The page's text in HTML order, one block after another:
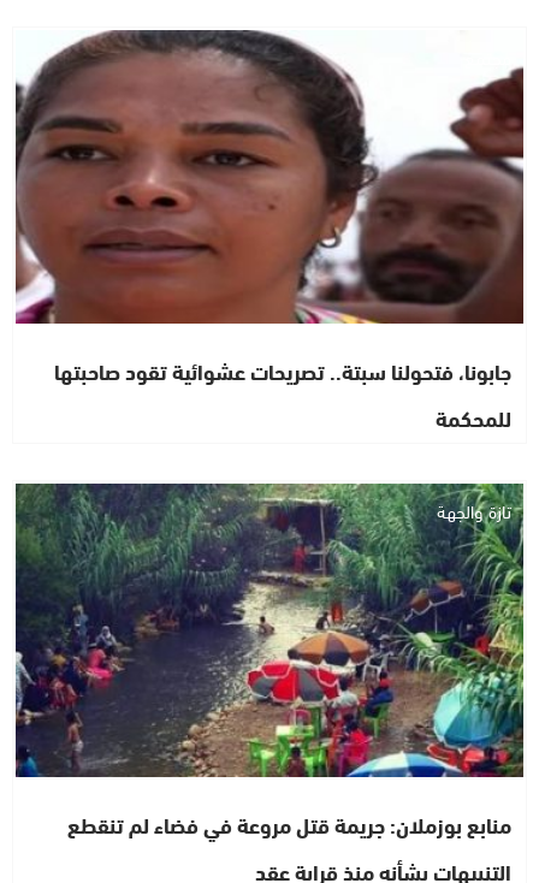
جابونا، فتحولنا سبتة.. تصريحات عشوائية تقود صاحبتها
للمحكمة
تازة والجهة
منابع بوزملان: جريمة قتل مروعة في فضاء لم تنقطع
التنبيهات بشأنه منذ قرابة عقد